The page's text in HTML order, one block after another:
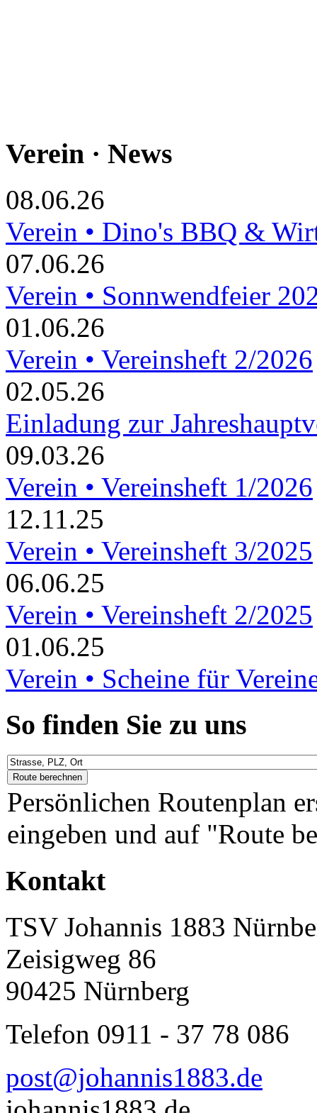
Verein · News
08.06.26
Verein • Dino's BBQ &
07.06.26
Verein • Sonnwendfeier
01.06.26
Verein • Vereinsheft 2/2026
02.05.26
Einladung zur
09.03.26
Verein • Vereinsheft 1/2026
12.11.25
Verein • Vereinsheft 3/2025
06.06.25
Verein • Vereinsheft 2/2025
01.06.25
Verein • Scheine für
So finden Sie zu uns
Persönlichen Routenplan
eingeben und auf "Route
Kontakt
TSV Johannis 1883
Zeisigweg 86
90425 Nürnberg
Telefon 0911 - 37 78 086
post@johannis1883.de